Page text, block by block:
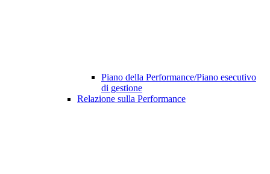
Piano della Performance/Piano esecutivo
di gestione
Relazione sulla Performance